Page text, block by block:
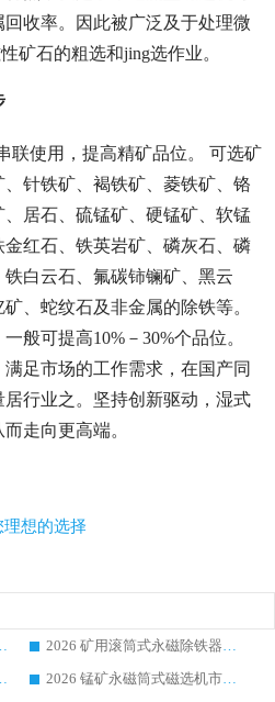
收率。因此被广泛及于处理微
矿石的粗选和jing选作业。
联使用，提高精矿品位。 可选矿
针铁矿、褐铁矿、菱铁矿、铬
居石、硫锰矿、硬锰矿、软锰
红石、铁英岩矿、磷灰石、磷
白云石、氟碳铈镧矿、黑云
、蛇纹石及非金属的除铁等。
般可提高10%－30%个品位。
足市场的工作需求，在国产同
行业之。坚持创新驱动，湿式
走向更高端。
想的选择
口碑稳定专业生产强者盘点
2026 矿用滚筒式永磁除铁器厂家榜单 行业实力派源头厂商选购干货指南
体会(中国) 设备综合实力详解
2026 锰矿永磁筒式磁选机市场主流客户推荐生产厂家口碑精选